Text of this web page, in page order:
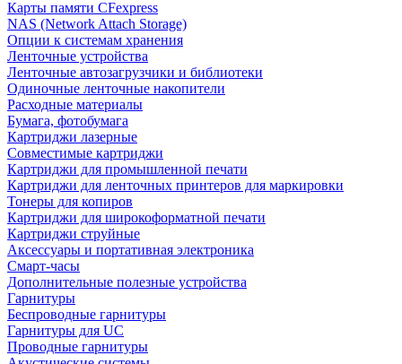
Карты памяти CFexpress
NAS (Network Attach Storage)
Опции к системам хранения
Ленточные устройства
Ленточные автозагрузчики и библиотеки
Одиночные ленточные накопители
Расходные материалы
Бумага, фотобумага
Картриджи лазерные
Совместимые картриджи
Картриджи для промышленной печати
Картриджи для ленточных принтеров для маркировки
Тонеры для копиров
Картриджи для широкоформатной печати
Картриджи струйные
Аксессуары и портативная электроника
Смарт-часы
Дополнительные полезные устройства
Гарнитуры
Беспроводные гарнитуры
Гарнитуры для UC
Проводные гарнитуры